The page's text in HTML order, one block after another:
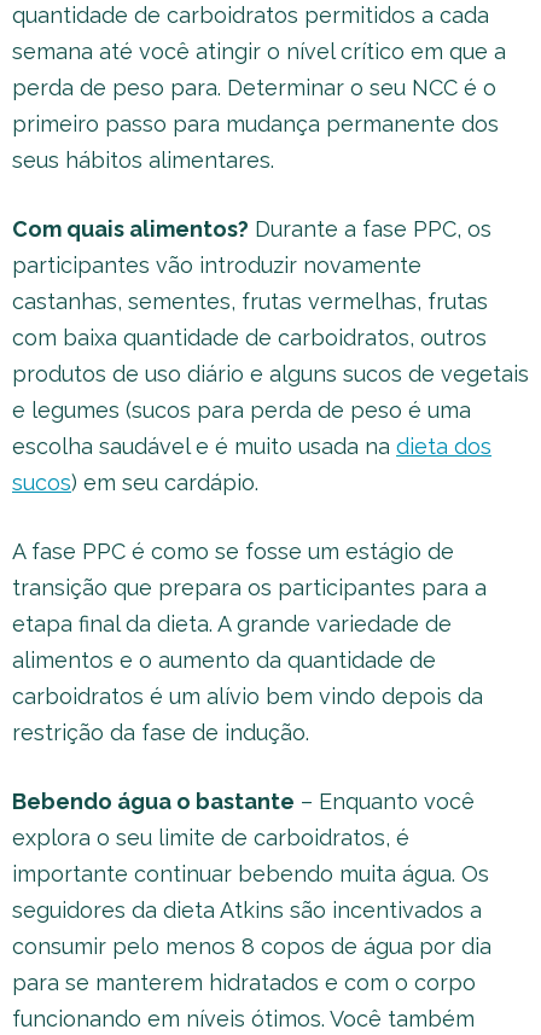
quantidade de carboidratos permitidos a cada
semana até você atingir o nível crítico em que a
perda de peso para. Determinar o seu NCC é o
primeiro passo para mudança permanente dos
seus hábitos alimentares.
Com quais alimentos? Durante a fase PPC, os
participantes vão introduzir novamente
castanhas, sementes, frutas vermelhas, frutas
com baixa quantidade de carboidratos, outros
produtos de uso diário e alguns sucos de vegetais
e legumes (sucos para perda de peso é uma
escolha saudável e é muito usada na dieta dos
sucos) em seu cardápio.
A fase PPC é como se fosse um estágio de
transição que prepara os participantes para a
etapa final da dieta. A grande variedade de
alimentos e o aumento da quantidade de
carboidratos é um alívio bem vindo depois da
restrição da fase de indução.
Bebendo água o bastante – Enquanto você
explora o seu limite de carboidratos, é
importante continuar bebendo muita água. Os
seguidores da dieta Atkins são incentivados a
consumir pelo menos 8 copos de água por dia
para se manterem hidratados e com o corpo
funcionando em níveis ótimos. Você também